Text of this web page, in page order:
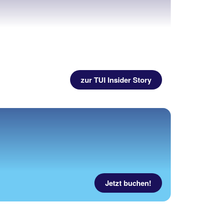
zur TUI Insider Story
Jetzt buchen!